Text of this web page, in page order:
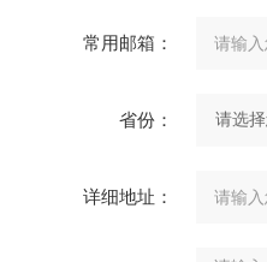
常用邮箱：
省份：
详细地址：